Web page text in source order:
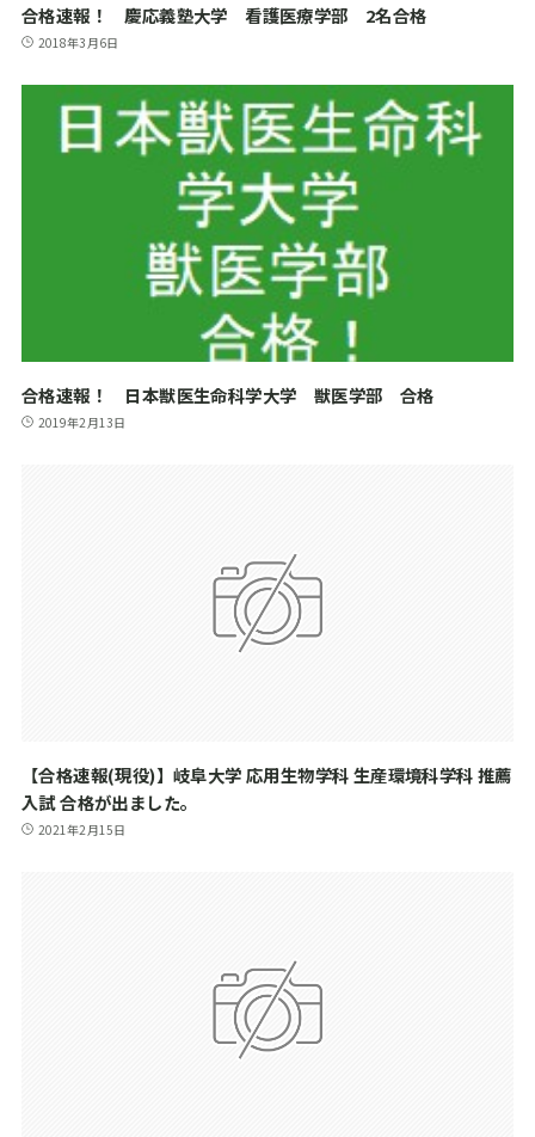
合格速報！ 慶応義塾大学 看護医療学部 2名合格
2018年3月6日
合格速報！ 日本獣医生命科学大学 獣医学部 合格
2019年2月13日
【合格速報(現役)】岐阜大学 応用生物学科 生産環境科学科 推薦
入試 合格が出ました。
2021年2月15日